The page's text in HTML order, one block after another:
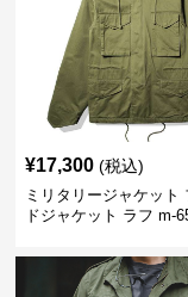
¥17,300 (税込)
ミリタリージャケット
ドジャケット ラフ m-